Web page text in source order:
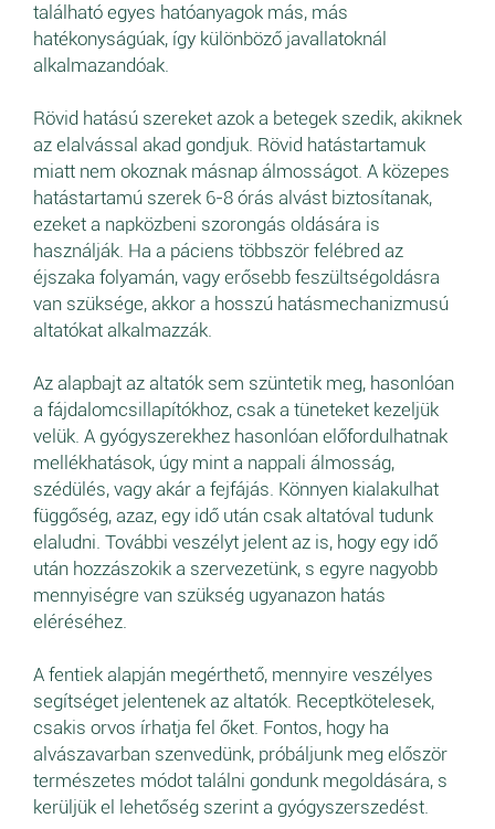
található egyes hatóanyagok más, más
hatékonyságúak, így különböző javallatoknál
alkalmazandóak.
Rövid hatású szereket azok a betegek szedik, akiknek
az elalvással akad gondjuk. Rövid hatástartamuk
miatt nem okoznak másnap álmosságot. A közepes
hatástartamú szerek 6-8 órás alvást biztosítanak,
ezeket a napközbeni szorongás oldására is
használják. Ha a páciens többször felébred az
éjszaka folyamán, vagy erősebb feszültségoldásra
van szüksége, akkor a hosszú hatásmechanizmusú
altatókat alkalmazzák.
Az alapbajt az altatók sem szüntetik meg, hasonlóan
a fájdalomcsillapítókhoz, csak a tüneteket kezeljük
velük. A gyógyszerekhez hasonlóan előfordulhatnak
mellékhatások, úgy mint a nappali álmosság,
szédülés, vagy akár a fejfájás. Könnyen kialakulhat
függőség, azaz, egy idő után csak altatóval tudunk
elaludni. További veszélyt jelent az is, hogy egy idő
után hozzászokik a szervezetünk, s egyre nagyobb
mennyiségre van szükség ugyanazon hatás
eléréséhez.
A fentiek alapján megérthető, mennyire veszélyes
segítséget jelentenek az altatók. Receptkötelesek,
csakis orvos írhatja fel őket. Fontos, hogy ha
alvászavarban szenvedünk, próbáljunk meg először
természetes módot találni gondunk megoldására, s
kerüljük el lehetőség szerint a gyógyszerszedést.